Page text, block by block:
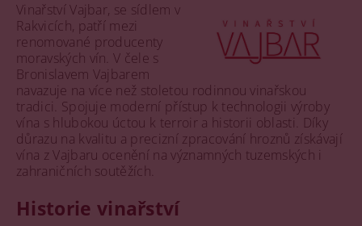
Vinařství Vajbar, se sídlem v
Rakvicích, patří mezi
renomované producenty
moravských vín. V čele s
Bronislavem Vajbarem
navazuje na více než stoletou rodinnou vinařskou
tradici. Spojuje moderní přístup k technologii výroby
vína s hlubokou úctou k terroir a historii oblasti. Díky
důrazu na kvalitu a precizní zpracování hroznů získávají
vína z Vajbaru ocenění na významných tuzemských i
zahraničních soutěžích.
Historie vinařství